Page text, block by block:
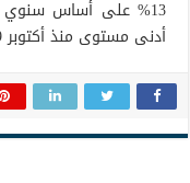
أدنى مستوى منذ أكتوبر 2009.